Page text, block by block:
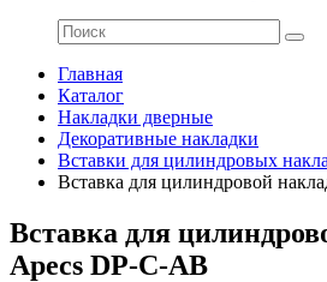
Главная
Каталог
Накладки дверные
Декоративные накладки
Вставки для цилиндровых
Вставка для цилиндровой
Вставка для
Apecs DP-C-AB